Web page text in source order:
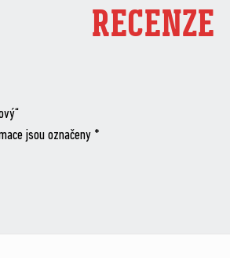
RECENZE
jsou označeny *